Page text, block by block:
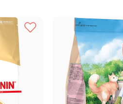
1,5 %, фосфор 1 %, с